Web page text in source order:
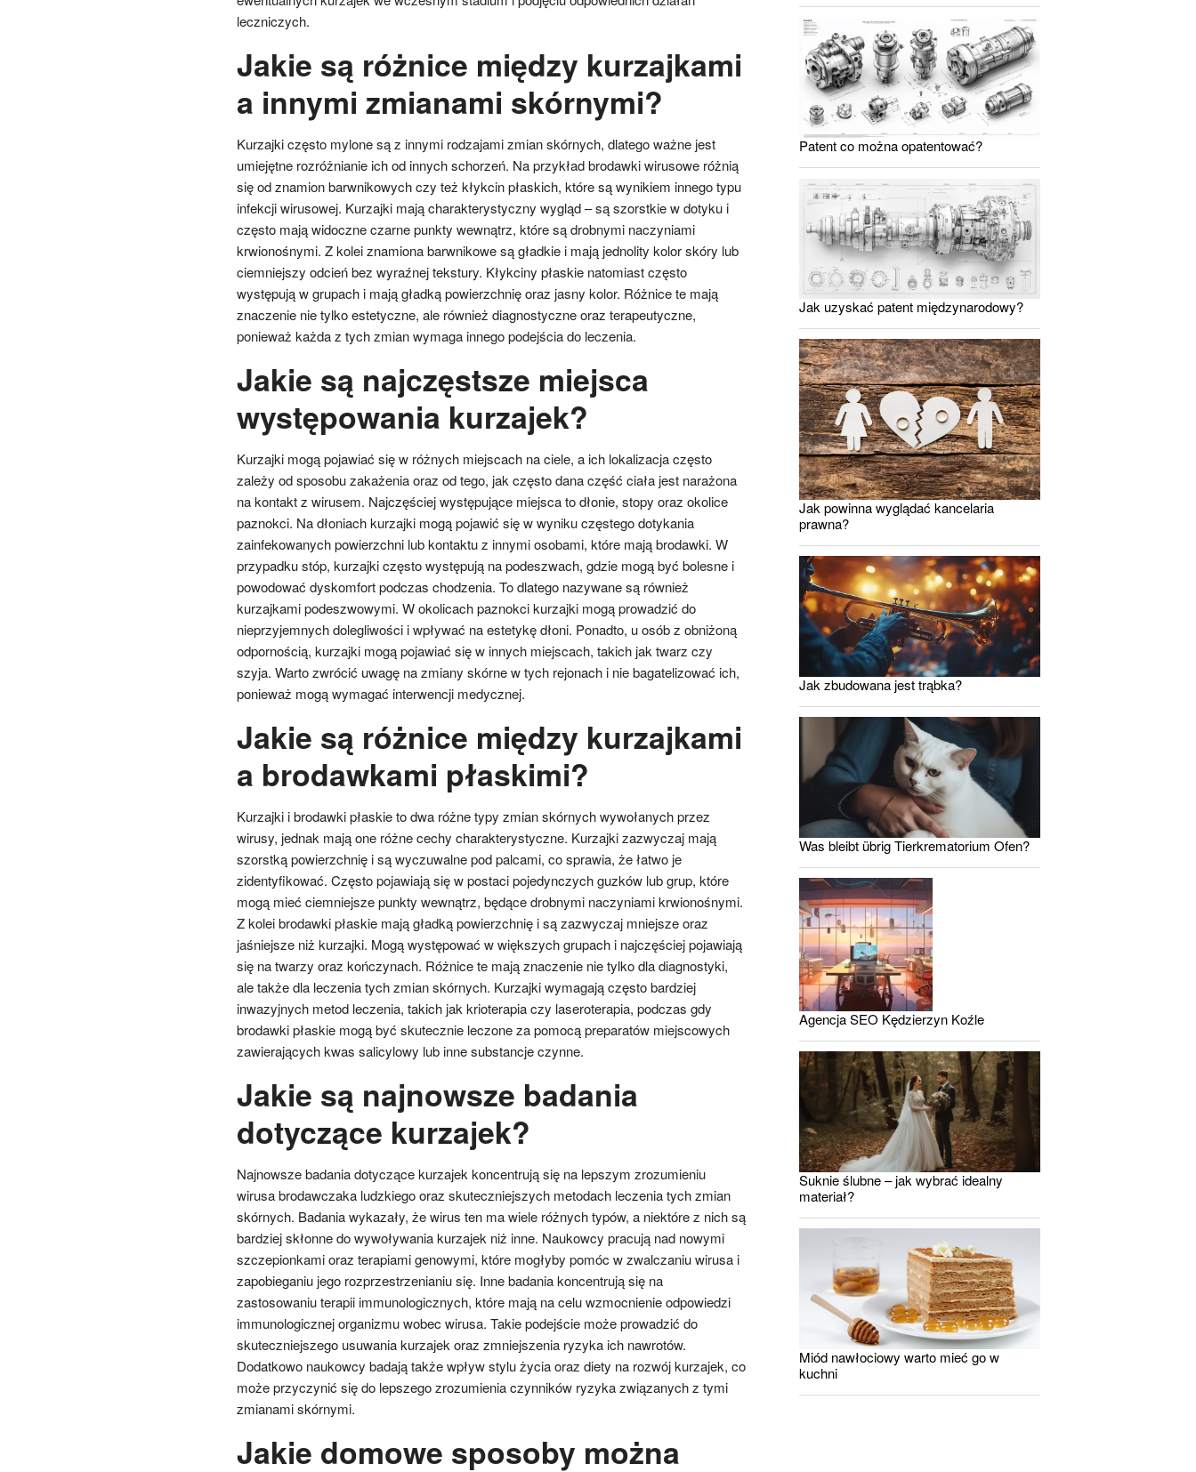
leczniczych.
Jakie są różnice między kurzajkami
a innymi zmianami skórnymi?
Kurzajki często mylone są z innymi rodzajami zmian skórnych, dlatego ważne jest
umiejętne rozróżnianie ich od innych schorzeń. Na przykład brodawki wirusowe różnią
się od znamion barwnikowych czy też kłykcin płaskich, które są wynikiem innego typu
infekcji wirusowej. Kurzajki mają charakterystyczny wygląd – są szorstkie w dotyku i
często mają widoczne czarne punkty wewnątrz, które są drobnymi naczyniami
krwionośnymi. Z kolei znamiona barwnikowe są gładkie i mają jednolity kolor skóry lub
ciemniejszy odcień bez wyraźnej tekstury. Kłykciny płaskie natomiast często
występują w grupach i mają gładką powierzchnię oraz jasny kolor. Różnice te mają
znaczenie nie tylko estetyczne, ale również diagnostyczne oraz terapeutyczne,
ponieważ każda z tych zmian wymaga innego podejścia do leczenia.
Jakie są najczęstsze miejsca
występowania kurzajek?
Kurzajki mogą pojawiać się w różnych miejscach na ciele, a ich lokalizacja często
zależy od sposobu zakażenia oraz od tego, jak często dana część ciała jest narażona
na kontakt z wirusem. Najczęściej występujące miejsca to dłonie, stopy oraz okolice
paznokci. Na dłoniach kurzajki mogą pojawić się w wyniku częstego dotykania
zainfekowanych powierzchni lub kontaktu z innymi osobami, które mają brodawki. W
przypadku stóp, kurzajki często występują na podeszwach, gdzie mogą być bolesne i
powodować dyskomfort podczas chodzenia. To dlatego nazywane są również
kurzajkami podeszwowymi. W okolicach paznokci kurzajki mogą prowadzić do
nieprzyjemnych dolegliwości i wpływać na estetykę dłoni. Ponadto, u osób z obniżoną
odpornością, kurzajki mogą pojawiać się w innych miejscach, takich jak twarz czy
szyja. Warto zwrócić uwagę na zmiany skórne w tych rejonach i nie bagatelizować ich,
ponieważ mogą wymagać interwencji medycznej.
Jakie są różnice między kurzajkami
a brodawkami płaskimi?
Kurzajki i brodawki płaskie to dwa różne typy zmian skórnych wywołanych przez
wirusy, jednak mają one różne cechy charakterystyczne. Kurzajki zazwyczaj mają
szorstką powierzchnię i są wyczuwalne pod palcami, co sprawia, że łatwo je
zidentyfikować. Często pojawiają się w postaci pojedynczych guzków lub grup, które
mogą mieć ciemniejsze punkty wewnątrz, będące drobnymi naczyniami krwionośnymi.
Z kolei brodawki płaskie mają gładką powierzchnię i są zazwyczaj mniejsze oraz
jaśniejsze niż kurzajki. Mogą występować w większych grupach i najczęściej pojawiają
się na twarzy oraz kończynach. Różnice te mają znaczenie nie tylko dla diagnostyki,
ale także dla leczenia tych zmian skórnych. Kurzajki wymagają często bardziej
inwazyjnych metod leczenia, takich jak krioterapia czy laseroterapia, podczas gdy
brodawki płaskie mogą być skutecznie leczone za pomocą preparatów miejscowych
zawierających kwas salicylowy lub inne substancje czynne.
Jakie są najnowsze badania
dotyczące kurzajek?
Najnowsze badania dotyczące kurzajek koncentrują się na lepszym zrozumieniu
wirusa brodawczaka ludzkiego oraz skuteczniejszych metodach leczenia tych zmian
skórnych. Badania wykazały, że wirus ten ma wiele różnych typów, a niektóre z nich są
bardziej skłonne do wywoływania kurzajek niż inne. Naukowcy pracują nad nowymi
szczepionkami oraz terapiami genowymi, które mogłyby pomóc w zwalczaniu wirusa i
zapobieganiu jego rozprzestrzenianiu się. Inne badania koncentrują się na
zastosowaniu terapii immunologicznych, które mają na celu wzmocnienie odpowiedzi
immunologicznej organizmu wobec wirusa. Takie podejście może prowadzić do
skuteczniejszego usuwania kurzajek oraz zmniejszenia ryzyka ich nawrotów.
Dodatkowo naukowcy badają także wpływ stylu życia oraz diety na rozwój kurzajek, co
może przyczynić się do lepszego zrozumienia czynników ryzyka związanych z tymi
zmianami skórnymi.
Jakie domowe sposoby można
Patent co można opatentować?
Jak uzyskać patent międzynarodowy?
Jak powinna wyglądać kancelaria
prawna?
Jak zbudowana jest trąbka?
Was bleibt übrig Tierkrematorium Ofen?
Agencja SEO Kędzierzyn Koźle
Suknie ślubne – jak wybrać idealny
materiał?
Miód nawłociowy warto mieć go w
kuchni